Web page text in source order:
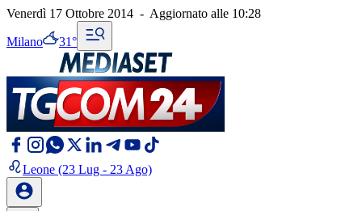
Venerdì 17 Ottobre 2014 - Aggiornato alle 10:28
Milano 31°
Leone (23 Lug - 23 Ago)